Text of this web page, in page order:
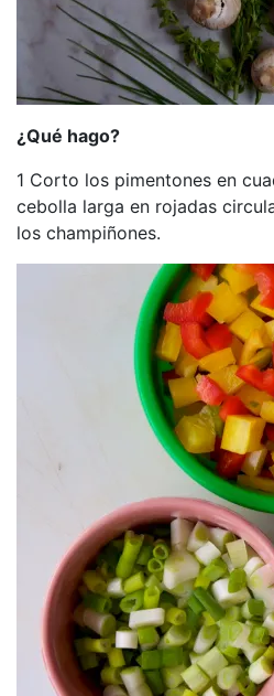
¿Qué hago?
1 Corto los pimentones en
cebolla larga en rojadas
los champiñones.